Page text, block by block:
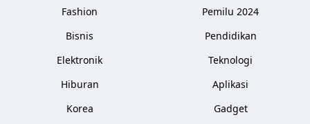
Fashion
Bisnis
Elektronik
Hiburan
Korea
Pemilu 2024
Pendidikan
Teknologi
Aplikasi
Gadget